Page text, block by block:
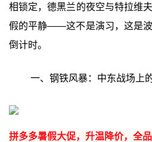
相锁定，德黑兰的夜空与特拉维
假的平静——这不是演习，这是
倒计时。
一、钢铁风暴：中东战场上
拼多多暑假大促，升温降价，全